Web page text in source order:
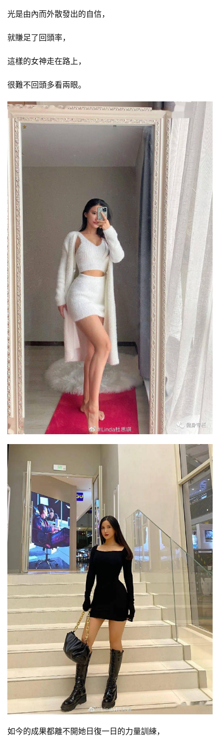
光是由內而外散發出的自信，
就賺足了回頭率，
這樣的女神走在路上，
很難不回頭多看兩眼。
如今的成果都離不開她日復一日的力量訓練，